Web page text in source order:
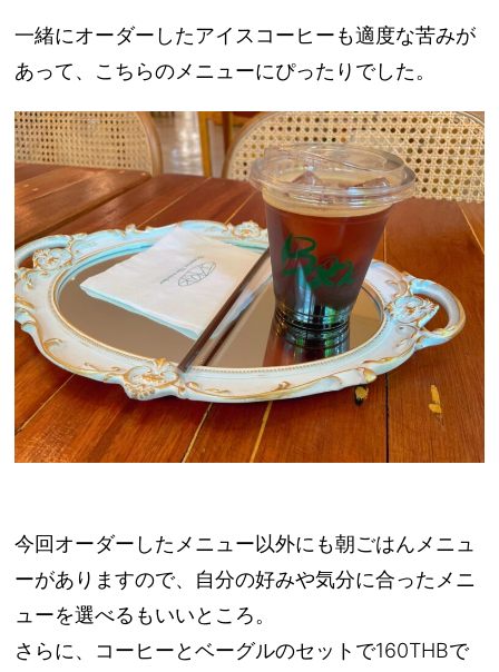
一緒にオーダーしたアイスコーヒーも適度な苦みが
あって、こちらのメニューにぴったりでした。
今回オーダーしたメニュー以外にも朝ごはんメニュ
ーがありますので、自分の好みや気分に合ったメニ
ューを選べるもいいところ。
さらに、コーヒーとベーグルのセットで160THBで